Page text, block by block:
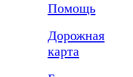
Помощь
Дорожная
карта